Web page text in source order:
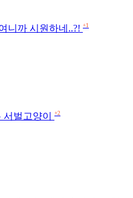
니까 시원하네..?! +1
벌고양이 +2